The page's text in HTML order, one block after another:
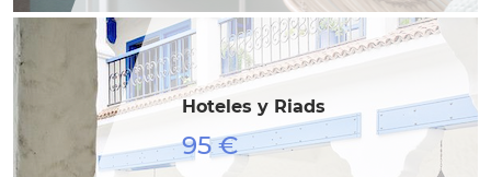
Hoteles y Riads
95 €